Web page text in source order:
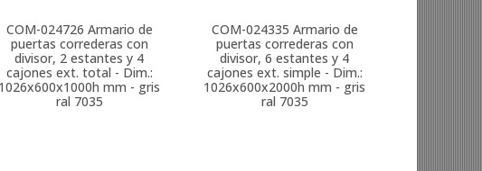
COM-024726 Armario de
puertas correderas con
divisor, 2 estantes y 4
cajones ext. total - Dim.:
1026x600x1000h mm - gris
ral 7035
COM-024335 Armario de
puertas correderas con
divisor, 6 estantes y 4
cajones ext. simple - Dim.:
1026x600x2000h mm - gris
ral 7035